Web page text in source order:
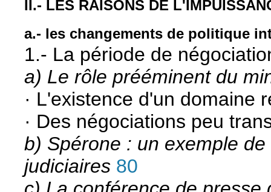
II.- LES RAISONS DE
a.- les changements de politique
1.- La période de
a) Le rôle prééminent du
· L'existence d'un domaine
· Des négociations peu
b) Spérone : un exemple
judiciaires 80